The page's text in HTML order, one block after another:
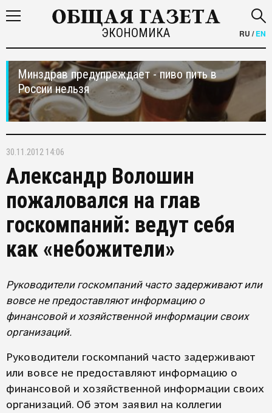
ЭКОНОМИКА RU /EN
Минздрав предупреждает - пиво пить в
России нельзя
30.11.2012 14:06
Александр Волошин
пожаловался на глав
госкомпаний: ведут себя
как «небожители»
Руководители госкомпаний часто задерживают или
вовсе не предоставляют информацию о
финансовой и хозяйственной информации своих
организаций.
Руководители госкомпаний часто задерживают
или вовсе не предоставляют информацию о
финансовой и хозяйственной информации своих
организаций. Об этом заявил на коллегии